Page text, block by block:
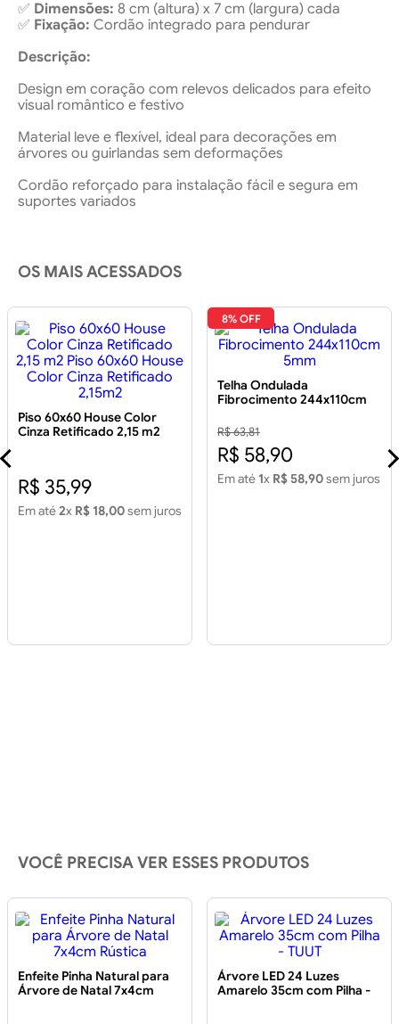
✅ Dimensões: 8 cm (altura) x 7 cm (largura) cada
✅ Fixação: Cordão integrado para pendurar
Descrição:
Design em coração com relevos delicados para efeito
visual romântico e festivo
Material leve e flexível, ideal para decorações em
árvores ou guirlandas sem deformações
Cordão reforçado para instalação fácil e segura em
suportes variados
OS MAIS ACESSADOS
Piso 60x60 House Color
Cinza Retificado 2,15 m2
R$ 35,99
Em até2x R$ 18,00sem juros
8% OFF
Telha Ondulada
Fibrocimento 244x110cm
R$ 63,81
R$ 58,90
Em até 1x R$ 58,90sem juros
VOCÊ PRECISA VER ESSES PRODUTOS
Enfeite Pinha Natural para
Árvore de Natal 7x4cm
Árvore LED 24 Luzes
Amarelo 35cm com Pilha -